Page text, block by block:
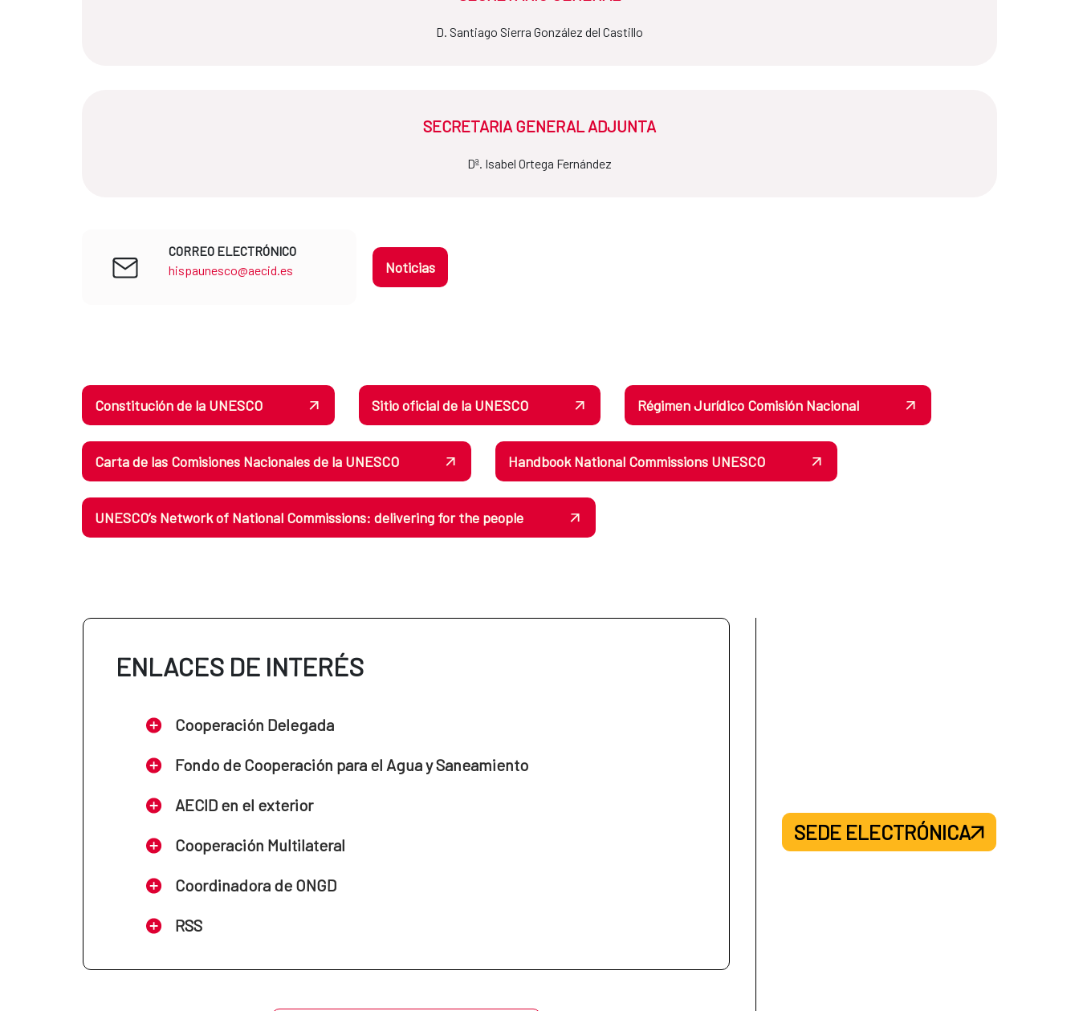
D. Santiago Sierra González del Castillo
SECRETARIA GENERAL ADJUNTA
Dª. Isabel Ortega Fernández
CORREO ELECTRÓNICO
hispaunesco@aecid.es
Noticias
Constitución de la UNESCO Sitio oficial de la UNESCO Régimen Jurídico Comisión Nacional
Carta de las Comisiones Nacionales de la UNESCO Handbook National Commissions UNESCO
UNESCO’s Network of National Commissions: delivering for the people
ENLACES DE INTERÉS
Cooperación Delegada
Fondo de Cooperación para el Agua y Saneamiento
AECID en el exterior
Cooperación Multilateral
Coordinadora de ONGD
RSS
SEDE ELECTRÓNICA